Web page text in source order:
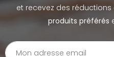
et recevez des
produits préférés